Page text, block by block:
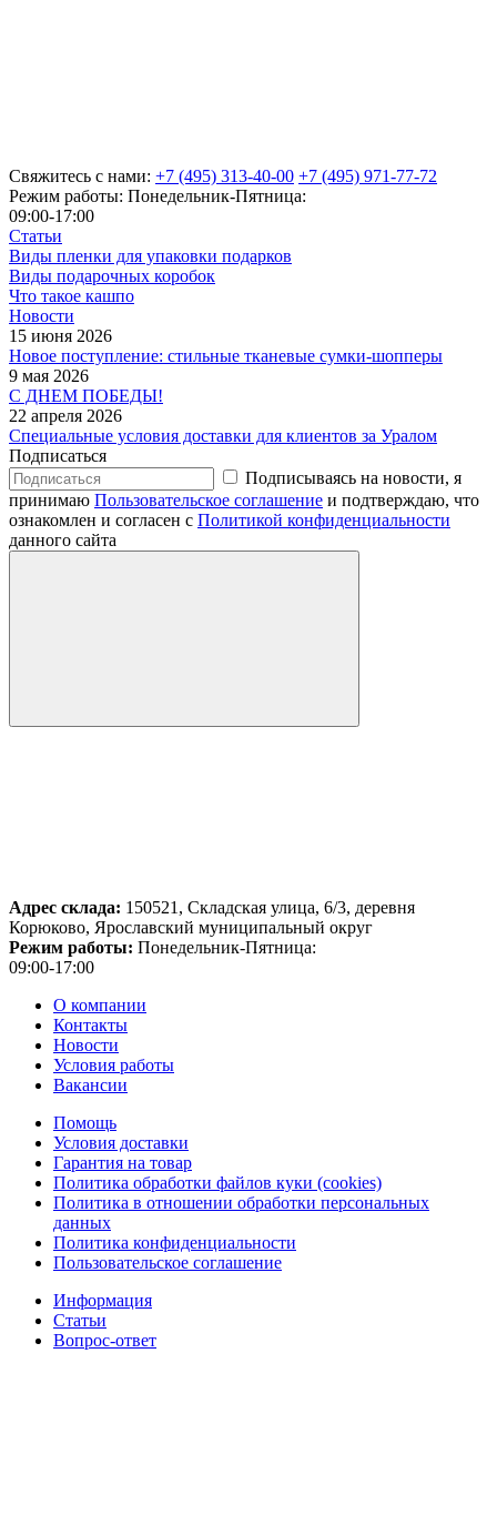
Свяжитесь с нами: +7 (495) 313-40-00 +7 (495) 971-77-72
Режим работы: Понедельник-Пятница:
09:00-17:00
Статьи
Виды пленки для упаковки подарков
Виды подарочных коробок
Что такое кашпо
Новости
15 июня 2026
Новое поступление: стильные тканевые сумки-шопперы
9 мая 2026
С ДНЕМ ПОБЕДЫ!
22 апреля 2026
Специальные условия доставки для клиентов за Уралом
Подписаться
Подписываясь на новости, я
принимаю Пользовательское соглашение и подтверждаю, что
ознакомлен и согласен с Политикой конфиденциальности
данного сайта
Адрес склада: 150521, Складская улица, 6/3, деревня
Корюково, Ярославский муниципальный округ
Режим работы: Понедельник-Пятница:
09:00-17:00
О компании
Контакты
Новости
Условия работы
Вакансии
Помощь
Условия доставки
Гарантия на товар
Политика обработки файлов куки (cookies)
Политика в отношении обработки персональных
данных
Политика конфиденциальности
Пользовательское соглашение
Информация
Статьи
Вопрос-ответ